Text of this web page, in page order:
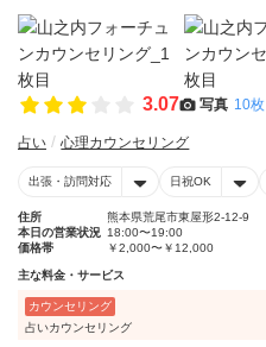
3.07 写真 10枚
占い 心理カウンセリング
出張・訪問対応 日祝OK
住所
熊本県荒尾市東屋形2-12-9
本日の営業状況 18:00〜19:00
価格帯
￥2,000〜￥12,000
主な料金・サービス
カウンセリング
占いカウンセリング